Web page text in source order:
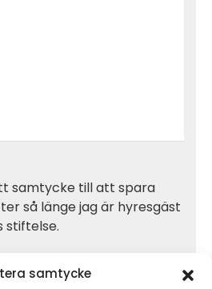
samtycke
samtycke till att spara
så länge jag är hyresgäst
stiftelse.